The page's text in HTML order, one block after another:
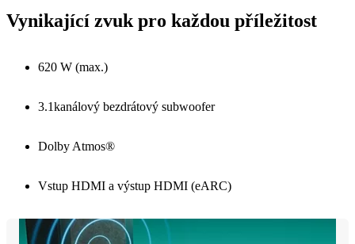
Vynikající zvuk pro každou příležitost
620 W (max.)
3.1kanálový bezdrátový subwoofer
Dolby Atmos®
Vstup HDMI a výstup HDMI (eARC)